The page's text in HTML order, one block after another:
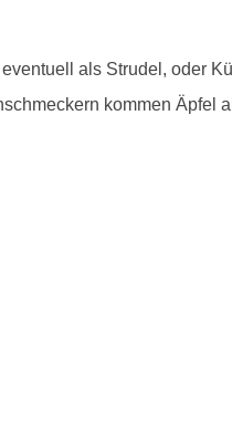
als Strudel, oder
kommen Äpfel